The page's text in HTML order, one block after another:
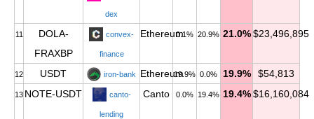
dex
11
DOLA-
FRAXBP
convex-
finance
Ethereum0.1% 20.9% 21.0% $23,496,895
12 USDT iron-bank Ethereum19.9% 0.0% 19.9% $54,813
13 NOTE-USDT canto-
lending
Canto 0.0% 19.4% 19.4% $16,160,084